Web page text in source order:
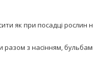
як при посадці рослин
з насінням,